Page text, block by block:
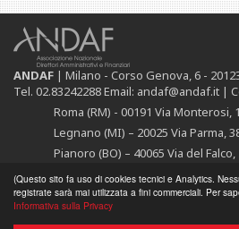
(Questo sito fa uso di cookies tecnici e Analytics.
registrate sarà mai utilizzata a fini commerciali. Per
Informativa sulla Privacy
ANDAF | Milano - Corso Genova, 6 -
Tel. 02.83242288 Email: andaf@andaf.it |
Roma (RM) - 00191 Via Monterosi,
Legnano (MI) – 20025 Via Parma,
Pianoro (BO) – 40065 Via del Falco,
ANDAF Servizi Srl |Milano - Corso
11224670155